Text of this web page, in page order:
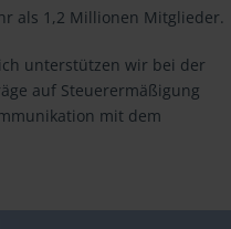
als 1,2 Millionen Mitglieder.
unterstützen wir bei der
auf Steuerermäßigung
mit dem